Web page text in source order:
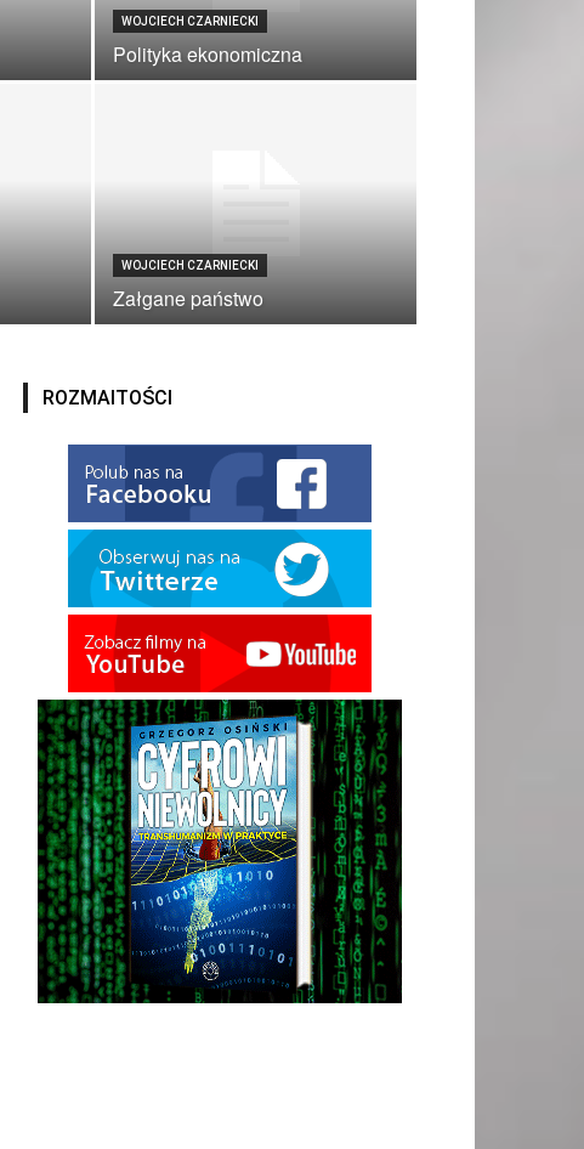
WOJCIECH CZARNIECKI
Polityka ekonomiczna
WOJCIECH CZARNIECKI
Załgane państwo
ROZMAITOŚCI